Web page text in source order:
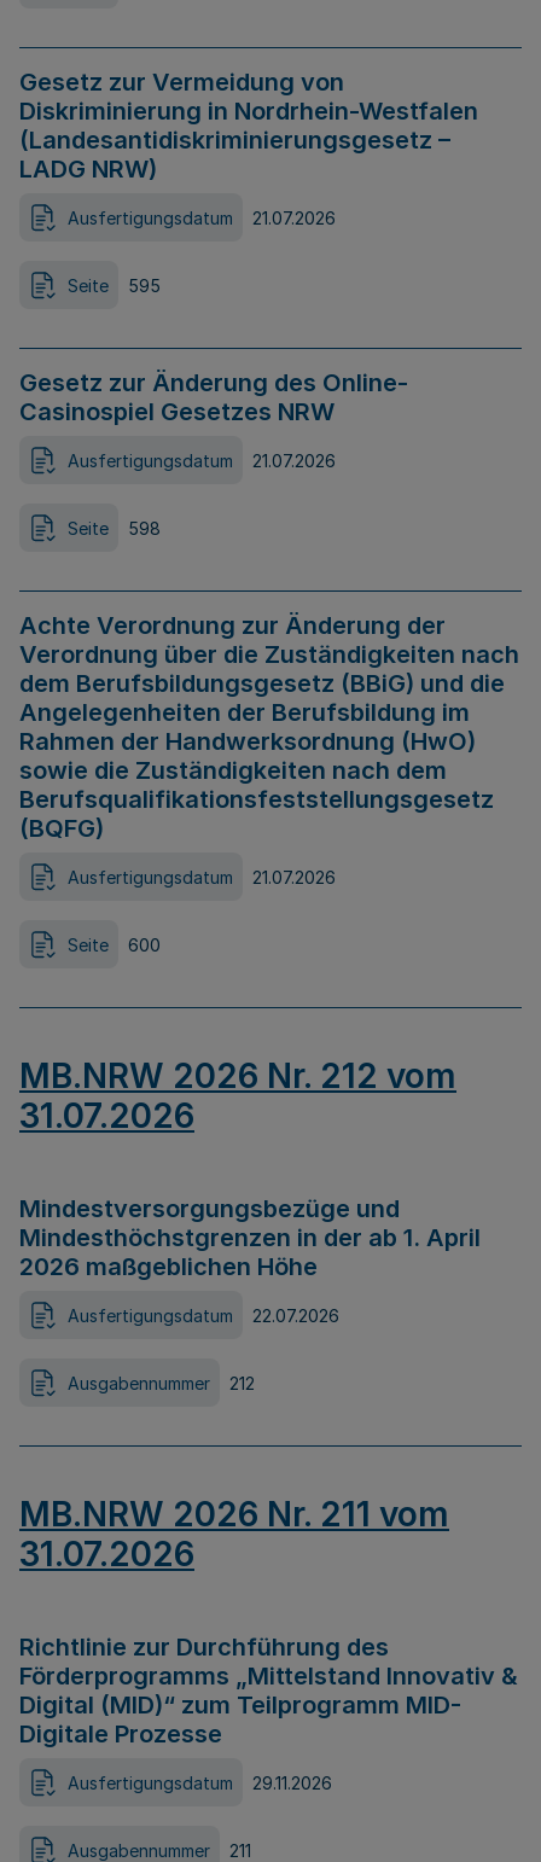
Gesetz zur Vermeidung von
Diskriminierung in Nordrhein-Westfalen
(Landesantidiskriminierungsgesetz –
LADG NRW)
Ausfertigungsdatum 21.07.2026
Seite 595
Gesetz zur Änderung des Online-
Casinospiel Gesetzes NRW
Ausfertigungsdatum 21.07.2026
Seite 598
Achte Verordnung zur Änderung der
Verordnung über die Zuständigkeiten nach
dem Berufsbildungsgesetz (BBiG) und die
Angelegenheiten der Berufsbildung im
Rahmen der Handwerksordnung (HwO)
sowie die Zuständigkeiten nach dem
Berufsqualifikationsfeststellungsgesetz
(BQFG)
Ausfertigungsdatum 21.07.2026
Seite 600
MB.NRW 2026 Nr. 212 vom
31.07.2026
Mindestversorgungsbezüge und
Mindesthöchstgrenzen in der ab 1. April
2026 maßgeblichen Höhe
Ausfertigungsdatum 22.07.2026
Ausgabennummer 212
MB.NRW 2026 Nr. 211 vom
31.07.2026
Richtlinie zur Durchführung des
Förderprogramms „Mittelstand Innovativ &
Digital (MID)“ zum Teilprogramm MID-
Digitale Prozesse
Ausfertigungsdatum 29.11.2026
Ausgabennummer 211